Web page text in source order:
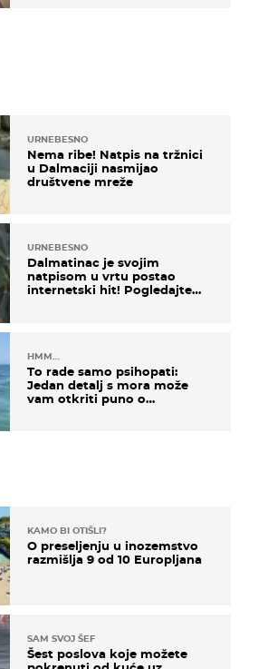
URNEBESNO
Nema ribe! Natpis na tržnici
u Dalmaciji nasmijao
društvene mreže
URNEBESNO
Dalmatinac je svojim
natpisom u vrtu postao
internetski hit! Pogledajte
HMM…
To rade samo psihopati:
Jedan detalj s mora može
vam otkriti puno o
KAMO BI OTIŠLI?
O preseljenju u inozemstvo
razmišlja 9 od 10 Europljana
SAM SVOJ ŠEF
Šest poslova koje možete